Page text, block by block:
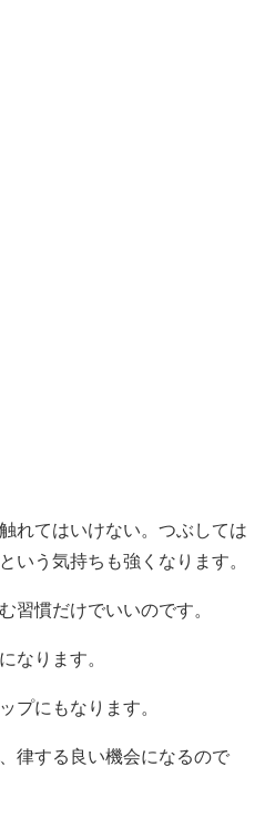
れてはいけない。つぶしては
いう気持ちも強くなります。
習慣だけでいいのです。
なります。
プにもなります。
律する良い機会になるので